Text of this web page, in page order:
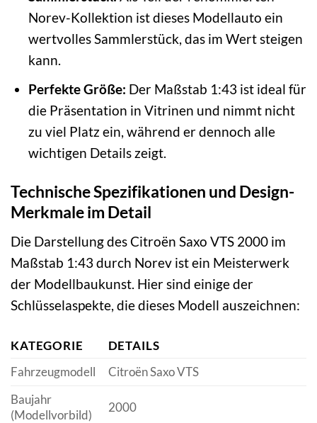
Norev-Kollektion ist dieses Modellauto ein
wertvolles Sammlerstück, das im Wert steigen
kann.
Perfekte Größe: Der Maßstab 1:43 ist ideal für
die Präsentation in Vitrinen und nimmt nicht
zu viel Platz ein, während er dennoch alle
wichtigen Details zeigt.
Technische Spezifikationen und Design-
Merkmale im Detail
Die Darstellung des Citroën Saxo VTS 2000 im
Maßstab 1:43 durch Norev ist ein Meisterwerk
der Modellbaukunst. Hier sind einige der
Schlüsselaspekte, die dieses Modell auszeichnen:
KATEGORIE
DETAILS
Fahrzeugmodell
Citroën Saxo VTS
Baujahr
(Modellvorbild)
2000